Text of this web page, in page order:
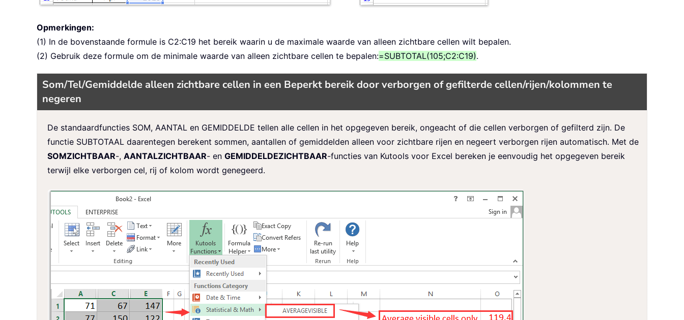
Opmerkingen:
(1) In de bovenstaande formule is C2:C19 het bereik waarin u de maximale waarde van alleen zichtbare cellen wilt bepalen.
(2) Gebruik deze formule om de minimale waarde van alleen zichtbare cellen te bepalen:=SUBTOTAL(105;C2:C19).
Som/Tel/Gemiddelde alleen zichtbare cellen in een Beperkt bereik door verborgen of gefilterde cellen/rijen/kolommen te
negeren
De standaardfuncties SOM, AANTAL en GEMIDDELDE tellen alle cellen in het opgegeven bereik, ongeacht of die cellen verborgen of gefilterd zijn. De
functie SUBTOTAAL daarentegen berekent sommen, aantallen of gemiddelden alleen voor zichtbare rijen en negeert verborgen rijen automatisch. Met de
SOMZICHTBAAR-, AANTALZICHTBAAR- en GEMIDDELDEZICHTBAAR-functies van Kutools voor Excel bereken je eenvoudig het opgegeven bereik
terwijl elke verborgen cel, rij of kolom wordt genegeerd.